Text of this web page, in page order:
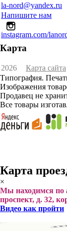
la-nord@yandex.ru
Напишите нам
instagram.com/
Карта
2026
Карта сайта
Типография.
Изображения
Продавец не
Все товары
Карта
×
Мы находимся по
проспект, д. 32,
Видео как пройти